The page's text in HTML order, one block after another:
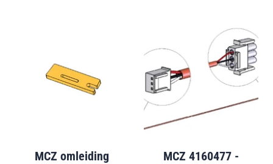
MCZ omleiding MCZ 4160477 -